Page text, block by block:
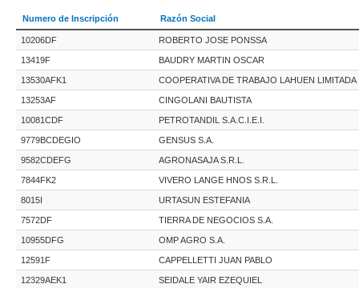
Numero de Inscripción Razón Social
10206DF ROBERTO JOSE PONSSA
13419F BAUDRY MARTIN OSCAR
13530AFK1 COOPERATIVA DE TRABAJO LAHUEN LIMITADA
13253AF CINGOLANI BAUTISTA
10081CDF PETROTANDIL S.A.C.I.E.I.
9779BCDEGIO GENSUS S.A.
9582CDEFG AGRONASAJA S.R.L.
7844FK2 VIVERO LANGE HNOS S.R.L.
8015I URTASUN ESTEFANIA
7572DF TIERRA DE NEGOCIOS S.A.
10955DFG OMP AGRO S.A.
12591F CAPPELLETTI JUAN PABLO
12329AEK1 SEIDALE YAIR EZEQUIEL